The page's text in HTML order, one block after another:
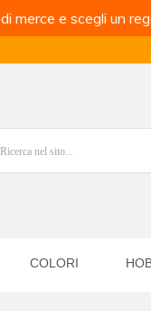
di merce e scegli un
COLORI